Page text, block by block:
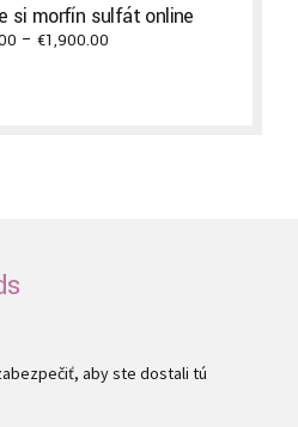
€11,700.00
si morfín sulfát online
– €1,900.00
aby ste dostali tú